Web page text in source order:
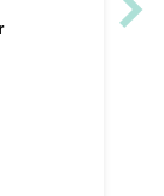
64GB Silver